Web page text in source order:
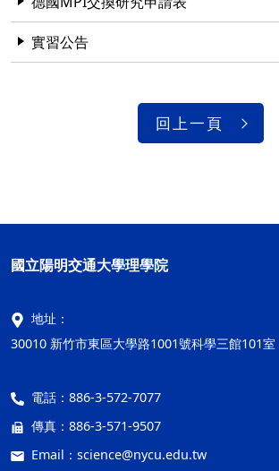
實習公告
回上一頁
國立陽明交通大
地址：
30010 新竹市東區大學路1001號
電話： 886-3-572-7077
傳真： 886-3-571-9507
Email： science@nycu.edu.tw